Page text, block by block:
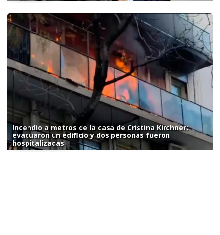
Incendio a metros de la casa de Cristina Kirchner:
evacuaron un edificio y dos personas fueron
hospitalizadas